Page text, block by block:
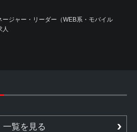
ジャー・リーダー（WEB系・モバイル
人
一覧を見る